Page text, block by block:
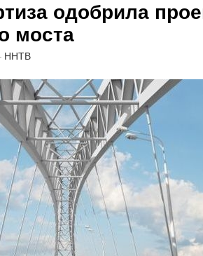
одобрила
моста
ННТВ